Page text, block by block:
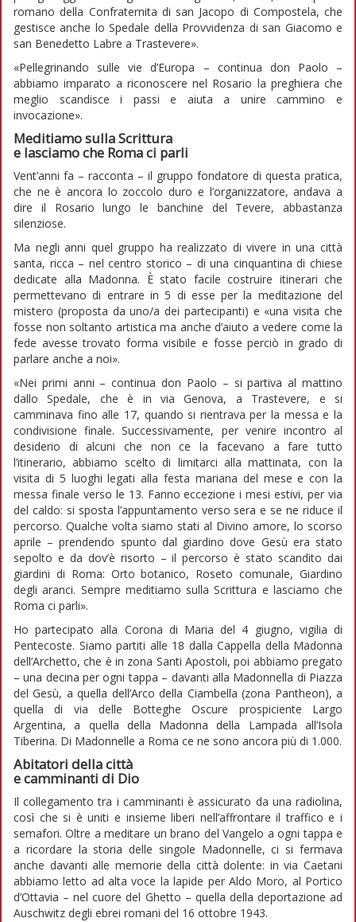
romano della Confraternita di san Jacopo di Compostela, che
gestisce anche lo Spedale della Provvidenza di san Giacomo e
san Benedetto Labre a Trastevere».
«Pellegrinando sulle vie d’Europa – continua don Paolo –
abbiamo imparato a riconoscere nel Rosario la preghiera che
meglio scandisce i passi e aiuta a unire cammino e
invocazione».
Meditiamo sulla Scrittura
e lasciamo che Roma ci parli
Vent’anni fa – racconta – il gruppo fondatore di questa pratica,
che ne è ancora lo zoccolo duro e l’organizzatore, andava a
dire il Rosario lungo le banchine del Tevere, abbastanza
silenziose.
Ma negli anni quel gruppo ha realizzato di vivere in una città
santa, ricca – nel centro storico – di una cinquantina di chiese
dedicate alla Madonna. È stato facile costruire itinerari che
permettevano di entrare in 5 di esse per la meditazione del
mistero (proposta da uno/a dei partecipanti) e «una visita che
fosse non soltanto artistica ma anche d’aiuto a vedere come la
fede avesse trovato forma visibile e fosse perciò in grado di
parlare anche a noi».
«Nei primi anni – continua don Paolo – si partiva al mattino
dallo Spedale, che è in via Genova, a Trastevere, e si
camminava fino alle 17, quando si rientrava per la messa e la
condivisione finale. Successivamente, per venire incontro al
desiderio di alcuni che non ce la facevano a fare tutto
l’itinerario, abbiamo scelto di limitarci alla mattinata, con la
visita di 5 luoghi legati alla festa mariana del mese e con la
messa finale verso le 13. Fanno eccezione i mesi estivi, per via
del caldo: si sposta l’appuntamento verso sera e se ne riduce il
percorso. Qualche volta siamo stati al Divino amore, lo scorso
aprile – prendendo spunto dal giardino dove Gesù era stato
sepolto e da dov’è risorto – il percorso è stato scandito dai
giardini di Roma: Orto botanico, Roseto comunale, Giardino
degli aranci. Sempre meditiamo sulla Scrittura e lasciamo che
Roma ci parli».
Ho partecipato alla Corona di Maria del 4 giugno, vigilia di
Pentecoste. Siamo partiti alle 18 dalla Cappella della Madonna
dell’Archetto, che è in zona Santi Apostoli, poi abbiamo pregato
– una decina per ogni tappa – davanti alla Madonnella di Piazza
del Gesù, a quella dell’Arco della Ciambella (zona Pantheon), a
quella di via delle Botteghe Oscure prospiciente Largo
Argentina, a quella della Madonna della Lampada all’Isola
Tiberina. Di Madonnelle a Roma ce ne sono ancora più di 1.000.
Abitatori della città
e camminanti di Dio
Il collegamento tra i camminanti è assicurato da una radiolina,
così che si è uniti e insieme liberi nell’affrontare il traffico e i
semafori. Oltre a meditare un brano del Vangelo a ogni tappa e
a ricordare la storia delle singole Madonnelle, ci si fermava
anche davanti alle memorie della città dolente: in via Caetani
abbiamo letto ad alta voce la lapide per Aldo Moro, al Portico
d’Ottavia – nel cuore del Ghetto – quella della deportazione ad
Auschwitz degli ebrei romani del 16 ottobre 1943.